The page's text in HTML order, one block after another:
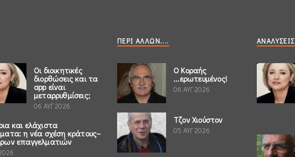
Οι διοικητικές
διορθώσεις και τα
app είναι
μεταρρυθμίσεις;
06 ΑΥΓ 2026
και ελάχιστα
η νέα σχέση κράτους–
επαγγελματιών
ΠΕΡΊ ΆΛΛΩΝ....
Ο Κοραής
...ερωτευμένος!
06 ΑΥΓ 2026
Τζον Χιούστον
05 ΑΥΓ 2026
ΑΝΑΛΎΣΕΙΣ